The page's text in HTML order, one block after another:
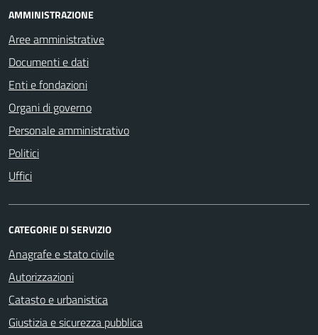
AMMINISTRAZIONE
Aree amministrative
Documenti e dati
Enti e fondazioni
Organi di governo
Personale amministrativo
Politici
Uffici
CATEGORIE DI SERVIZIO
Anagrafe e stato civile
Autorizzazioni
Catasto e urbanistica
Giustizia e sicurezza pubblica